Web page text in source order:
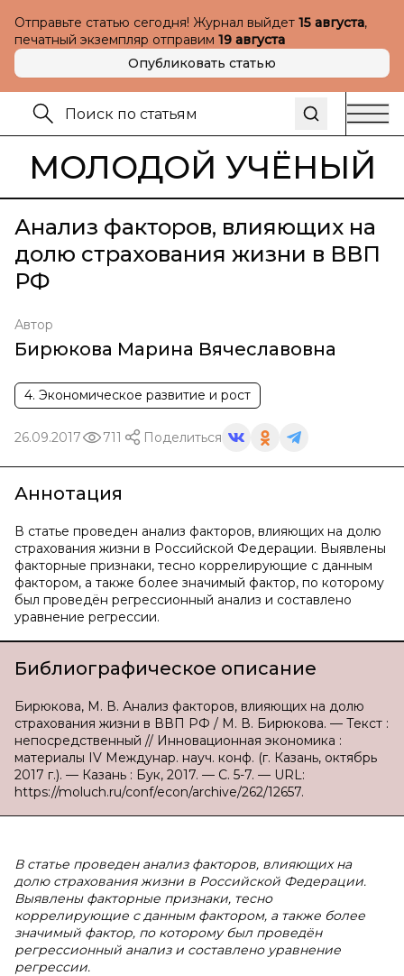
Отправьте статью сегодня! Журнал выйдет 15 августа,
печатный экземпляр отправим 19 августа
Опубликовать статью
МОЛОДОЙ УЧЁНЫЙ
Анализ факторов, влияющих на
долю страхования жизни в ВВП
РФ
Автор
Бирюкова Марина Вячеславовна
4. Экономическое развитие и рост
26.09.2017 711 Поделиться
Аннотация
В статье проведен анализ факторов, влияющих на долю
страхования жизни в Российской Федерации. Выявлены
факторные признаки, тесно коррелирующие с данным
фактором, а также более значимый фактор, по которому
был проведён регрессионный анализ и составлено
уравнение регрессии.
Библиографическое описание
Бирюкова, М. В. Анализ факторов, влияющих на долю
страхования жизни в ВВП РФ / М. В. Бирюкова. — Текст :
непосредственный // Инновационная экономика :
материалы IV Междунар. науч. конф. (г. Казань, октябрь
2017 г.). — Казань : Бук, 2017. — С. 5-7. — URL:
https://moluch.ru/conf/econ/archive/262/12657.
В статье проведен анализ факторов, влияющих на
долю страхования жизни в Российской Федерации.
Выявлены факторные признаки, тесно
коррелирующие с данным фактором, а также более
значимый фактор, по которому был проведён
регрессионный анализ и составлено уравнение
регрессии.